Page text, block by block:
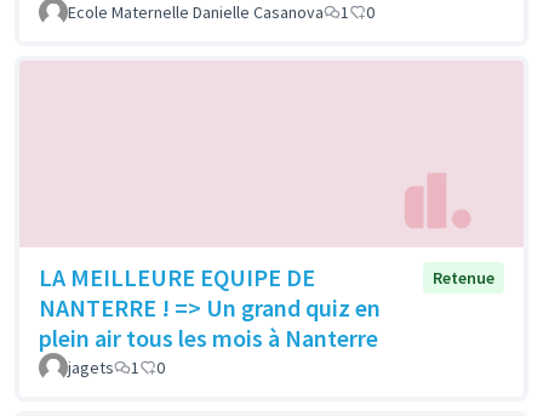
Ecole Maternelle Danielle Casanova
1 0
LA MEILLEURE EQUIPE DE
NANTERRE ! => Un grand quiz en
plein air tous les mois à Nanterre
Retenue
jagets 1 0